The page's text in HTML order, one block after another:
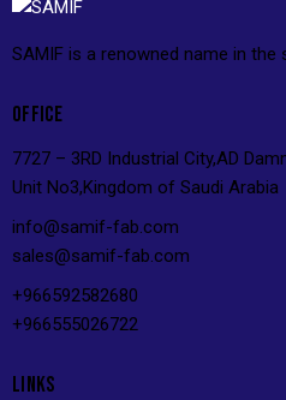
SAMIF is a renowned name in
OFFICE
7727 – 3RD Industrial City,AD
Unit No3,Kingdom of Saudi Arabia
info@samif-fab.com
sales@samif-fab.com
+966592582680
+966555026722
LINKS